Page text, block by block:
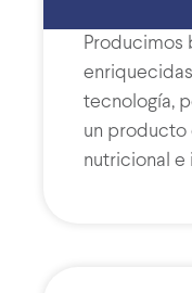
Producimos
tecnología,
un producto
nutricional e